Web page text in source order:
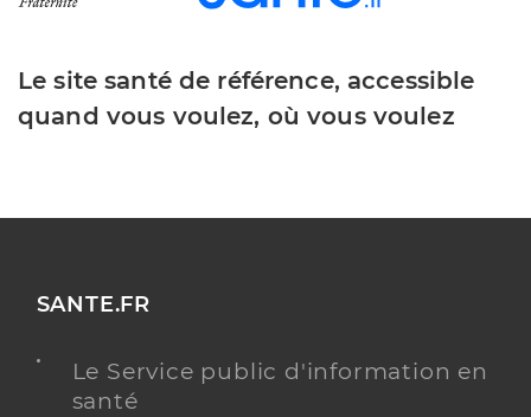
Le site santé de référence, accessible
quand vous voulez, où vous voulez
SANTE.FR
Le Service public d'information en
santé